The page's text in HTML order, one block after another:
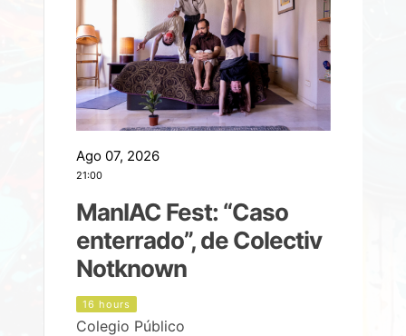
Ago 07, 2026
21:00
ManIAC Fest: “Caso
enterrado”, de Colectiv
Notknown
16 hours
Colegio Público